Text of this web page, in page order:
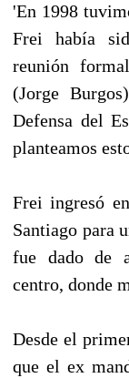
'En 1998
Frei había
reunión
(Jorge
Defensa del
planteamos
Frei ingresó
Santiago para
fue dado de
centro, donde
Desde el
que el ex